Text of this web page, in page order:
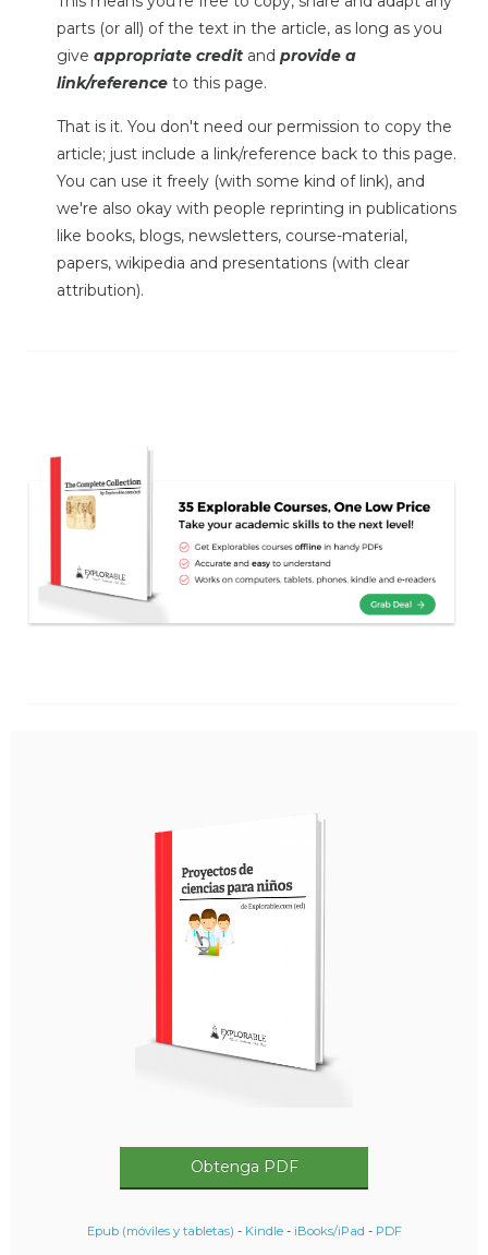
parts (or all) of the text in the article, as long as you
give appropriate credit and provide a
link/reference to this page.
That is it. You don't need our permission to copy the
article; just include a link/reference back to this page.
You can use it freely (with some kind of link), and
we're also okay with people reprinting in publications
like books, blogs, newsletters, course-material,
papers, wikipedia and presentations (with clear
attribution).
Obtenga PDF
Epub (móviles y tabletas) - Kindle- iBooks/iPad - PDF